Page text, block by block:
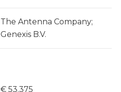
The Antenna Company;
Genexis B.V.
€ 53.375